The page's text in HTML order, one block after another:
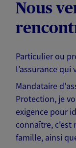
Nous
Particulier ou
l’assurance qui
Mandataire
Protection, je
exigence pour
connaître, c'est
famille, ainsi